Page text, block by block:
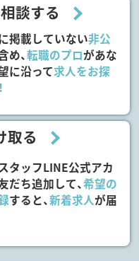
談する
掲載していない非公
め、転職のプロがあな
に沿って求人をお探
取る
タッフLINE公式アカ
だち追加して、希望の
すると、新着求人が届